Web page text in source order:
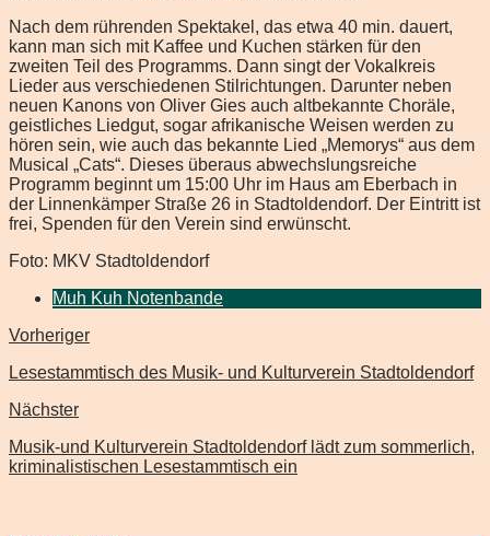
Nach dem rührenden Spektakel, das etwa 40 min. dauert,
kann man sich mit Kaffee und Kuchen stärken für den
zweiten Teil des Programms. Dann singt der Vokalkreis
Lieder aus verschiedenen Stilrichtungen. Darunter neben
neuen Kanons von Oliver Gies auch altbekannte Choräle,
geistliches Liedgut, sogar afrikanische Weisen werden zu
hören sein, wie auch das bekannte Lied „Memorys“ aus dem
Musical „Cats“. Dieses überaus abwechslungsreiche
Programm beginnt um 15:00 Uhr im Haus am Eberbach in
der Linnenkämper Straße 26 in Stadtoldendorf. Der Eintritt ist
frei, Spenden für den Verein sind erwünscht.
Foto: MKV Stadtoldendorf
Muh Kuh Notenbande
Vorheriger
Lesestammtisch des Musik- und Kulturverein Stadtoldendorf
Nächster
Musik-und Kulturverein Stadtoldendorf lädt zum sommerlich,
kriminalistischen Lesestammtisch ein